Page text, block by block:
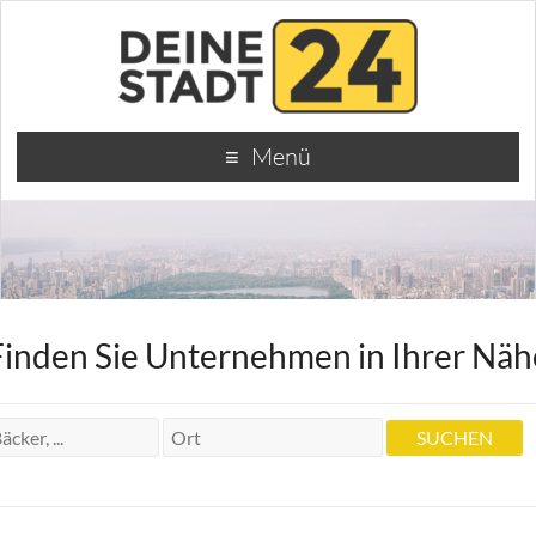
Menü
mbH
Sie Unternehmen in Ihrer